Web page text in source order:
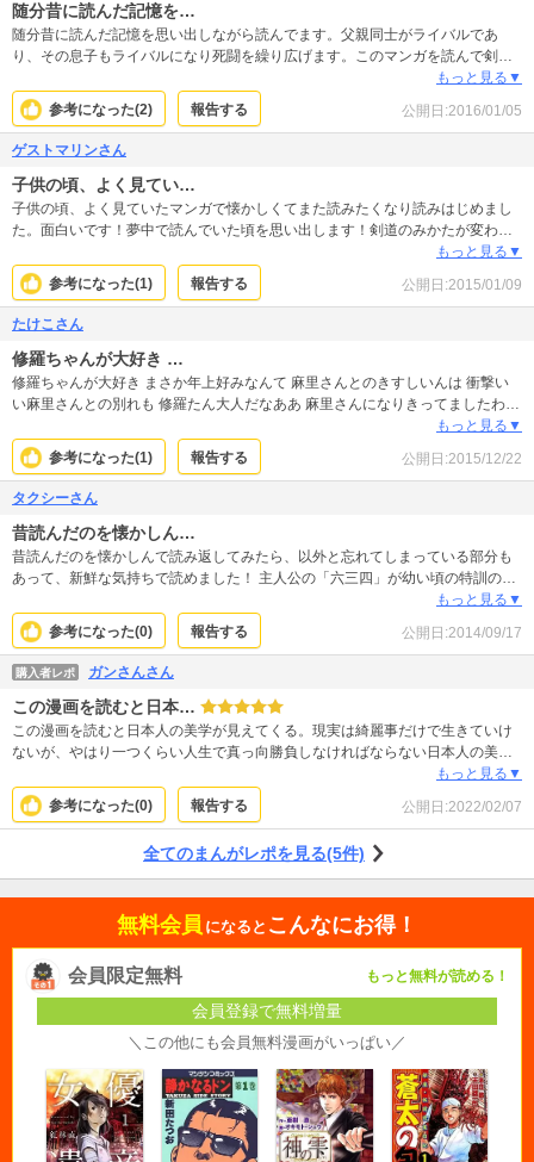
随分昔に読んだ記憶を…
随分昔に読んだ記憶を思い出しながら読んでます。父親同士がライバルであ
り、その息子もライバルになり死闘を繰り広げます。このマンガを読んで剣道
を始めた人も多いのではないかと思います。上段、中段、下段、八相、脇構え
とこのマンガを読めば剣道の構えも分かります。
もっと見る▼
参考になった(2) 報告する 公開日:2016/01/05
ゲストマリンさん
子供の頃、よく見てい…
子供の頃、よく見ていたマンガで懐かしくてまた読みたくなり読みはじめまし
た。面白いです！夢中で読んでいた頃を思い出します！剣道のみかたが変わり
もっと見る▼
参考になった(1) 報告する 公開日:2015/01/09
たけこさん
修羅ちゃんが大好き …
修羅ちゃんが大好き まさか年上好みなんて 麻里さんとのきすしいんは 衝撃い
い麻里さんとの別れも 修羅たん大人だなああ 麻里さんになりきってましたわた
もっと見る▼
参考になった(1) 報告する 公開日:2015/12/22
タクシーさん
昔読んだのを懐かしん…
昔読んだのを懐かしんで読み返してみたら、以外と忘れてしまっている部分も
あって、新鮮な気持ちで読めました！ 主人公の「六三四」が幼い頃の特訓のハ
もっと見る▼
参考になった(0) 報告する 公開日:2014/09/17
購入者レポ ガンさんさん
この漫画を読むと日本…
この漫画を読むと日本人の美学が見えてくる。現実は綺麗事だけで生きていけ
ないが、やはり一つくらい人生で真っ向勝負しなければならない日本人の美し
さが日本の歴史の中から剣道を始めとして色々な世界があると思うが、その人
が決めた道に信じて頑張り、色々な修羅場をくぐり、ライバ ルを見つけ努力に
励み、一線から退くと又、新しい世代に語り継がねばならない。それが人生。
めて気が付きました。外国にも色んな美学の歴史があると思いますがインター
ネットの時代なので私は積極的に学びたいです。
もっと見る▼
参考になった(0) 報告する 公開日:2022/02/07
全てのまんがレポを見る(5件)
無料会員 になると こんなにお得！
会員限定無料 もっと無料が読める！
会員登録で無料増量
＼この他にも会員無料漫画がいっぱい／